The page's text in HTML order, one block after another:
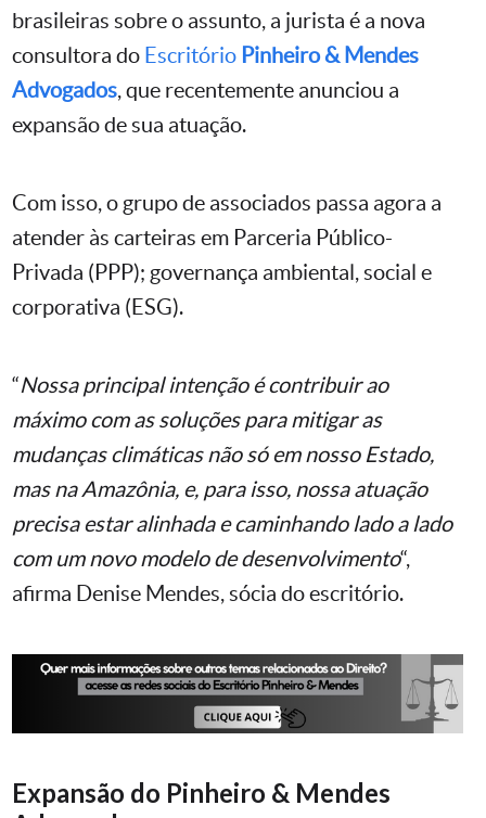
brasileiras sobre o assunto, a jurista é a nova
consultora do Escritório Pinheiro & Mendes
Advogados, que recentemente anunciou a
expansão de sua atuação.
Com isso, o grupo de associados passa agora a
atender às carteiras em Parceria Público-
Privada (PPP); governança ambiental, social e
corporativa (ESG).
“Nossa principal intenção é contribuir ao
máximo com as soluções para mitigar as
mudanças climáticas não só em nosso Estado,
mas na Amazônia, e, para isso, nossa atuação
precisa estar alinhada e caminhando lado a lado
com um novo modelo de desenvolvimento“,
afirma Denise Mendes, sócia do escritório.
Expansão do Pinheiro & Mendes